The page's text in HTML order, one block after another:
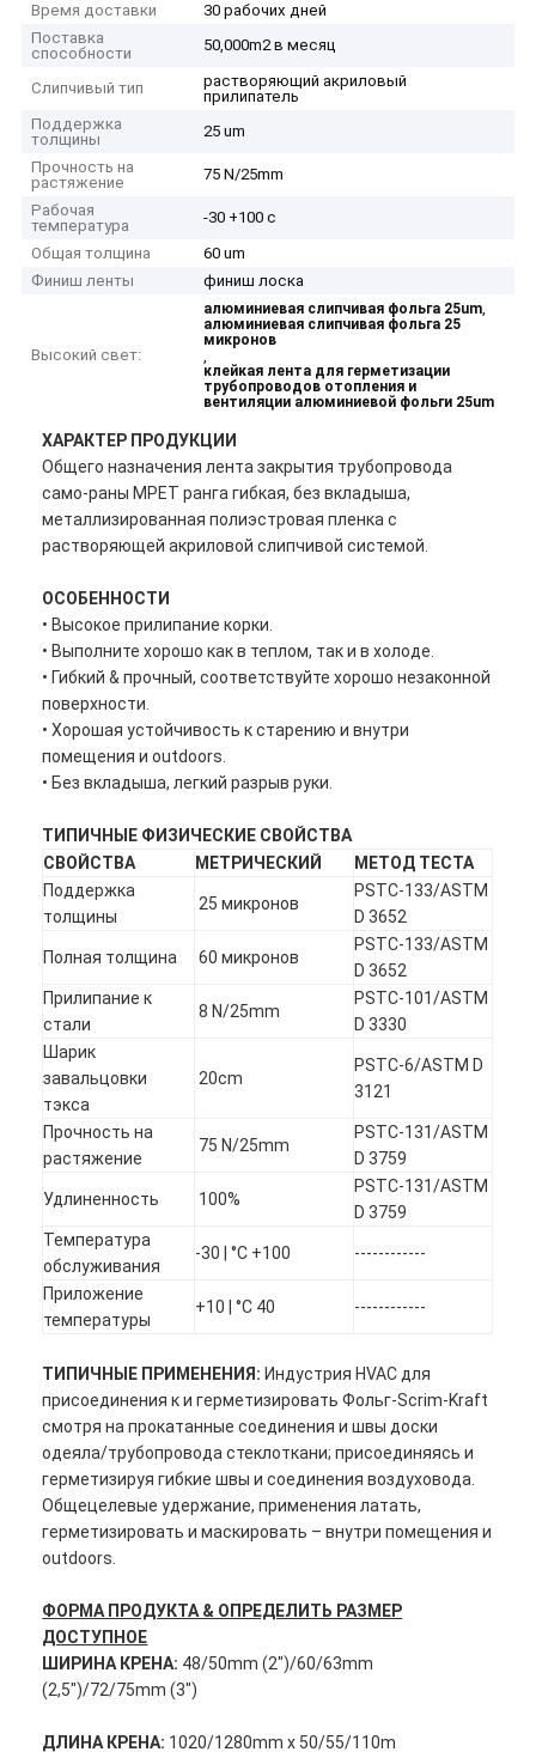
Дом
Продукты
Время доставки
30 рабочих дней
Поставка
способности
50,000m2 в месяц
Слипчивый тип
растворяющий акриловый
прилипатель
Поддержка
толщины
25 um
Прочность на
растяжение
75 N/25mm
Рабочая
температура
-30 +100 c
Общая толщина
60 um
Финиш ленты
финиш лоска
Высокий свет:
алюминиевая слипчивая фольга 25um,
алюминиевая слипчивая фольга 25
микронов
,
клейкая лента для герметизации
трубопроводов отопления и
вентиляции алюминиевой фольги 25um
ХАРАКТЕР ПРОДУКЦИИ
Общего назначения лента закрытия трубопровода
само-раны MPET ранга гибкая, без вкладыша,
металлизированная полиэстровая пленка с
растворяющей акриловой слипчивой системой.
ОСОБЕННОСТИ
• Высокое прилипание корки.
• Выполните хорошо как в теплом, так и в холоде.
• Гибкий & прочный, соответствуйте хорошо незаконной
поверхности.
• Хорошая устойчивость к старению и внутри
помещения и outdoors.
• Без вкладыша, легкий разрыв руки.
ТИПИЧНЫЕ ФИЗИЧЕСКИЕ СВОЙСТВА
СВОЙСТВА
МЕТРИЧЕСКИЙ
МЕТОД ТЕСТА
Поддержка
толщины
25 микронов
PSTC-133/ASTM
D 3652
Полная толщина 60 микронов
PSTC-133/ASTM
D 3652
Прилипание к
стали
8 N/25mm
PSTC-101/ASTM
D 3330
Шарик
завальцовки
тэкса
20cm
PSTC-6/ASTM D
3121
Прочность на
растяжение
75 N/25mm
PSTC-131/ASTM
D 3759
Удлиненность 100%
PSTC-131/ASTM
D 3759
Температура
обслуживания
-30 | °C +100 ------------
Приложение
температуры
+10 | °C 40 ------------
ТИПИЧНЫЕ ПРИМЕНЕНИЯ: Индустрия HVAC для
присоединения к и герметизировать Фольг-Scrim-Kraft
смотря на прокатанные соединения и швы доски
одеяла/трубопровода стеклоткани; присоединяясь и
герметизируя гибкие швы и соединения воздуховода.
Общецелевые удержание, применения латать,
герметизировать и маскировать – внутри помещения и
outdoors.
ФОРМА ПРОДУКТА & ОПРЕДЕЛИТЬ РАЗМЕР
ДОСТУПНОЕ
ШИРИНА КРЕНА: 48/50mm (2")/60/63mm
(2,5")/72/75mm (3")
ДЛИНА КРЕНА: 1020/1280mm x 50/55/110m